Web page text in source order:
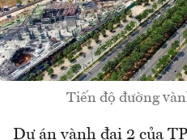
Tiến độ đường
Dự án vành đai 2 của